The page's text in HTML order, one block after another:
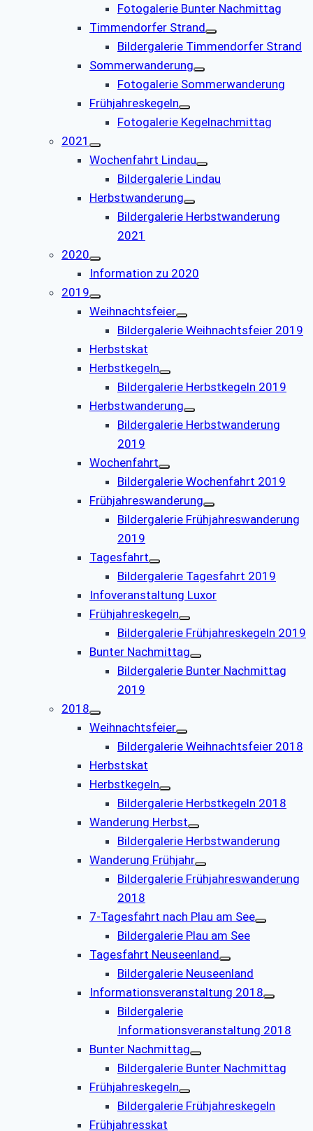
Fotogalerie Bunter Nachmittag
Timmendorfer Strand
Bildergalerie Timmendorfer Strand
Sommerwanderung
Fotogalerie Sommerwanderung
Frühjahreskegeln
Fotogalerie Kegelnachmittag
2021
Wochenfahrt Lindau
Bildergalerie Lindau
Herbstwanderung
Bildergalerie Herbstwanderung
2021
2020
Information zu 2020
2019
Weihnachtsfeier
Bildergalerie Weihnachtsfeier 2019
Herbstskat
Herbstkegeln
Bildergalerie Herbstkegeln 2019
Herbstwanderung
Bildergalerie Herbstwanderung
2019
Wochenfahrt
Bildergalerie Wochenfahrt 2019
Frühjahreswanderung
Bildergalerie Frühjahreswanderung
2019
Tagesfahrt
Bildergalerie Tagesfahrt 2019
Infoveranstaltung Luxor
Frühjahreskegeln
Bildergalerie Frühjahreskegeln 2019
Bunter Nachmittag
Bildergalerie Bunter Nachmittag
2019
2018
Weihnachtsfeier
Bildergalerie Weihnachtsfeier 2018
Herbstskat
Herbstkegeln
Bildergalerie Herbstkegeln 2018
Wanderung Herbst
Bildergalerie Herbstwanderung
Wanderung Frühjahr
Bildergalerie Frühjahreswanderung
2018
7-Tagesfahrt nach Plau am See
Bildergalerie Plau am See
Tagesfahrt Neuseenland
Bildergalerie Neuseenland
Informationsveranstaltung 2018
Bildergalerie
Informationsveranstaltung 2018
Bunter Nachmittag
Bildergalerie Bunter Nachmittag
Frühjahreskegeln
Bildergalerie Frühjahreskegeln
Frühjahresskat